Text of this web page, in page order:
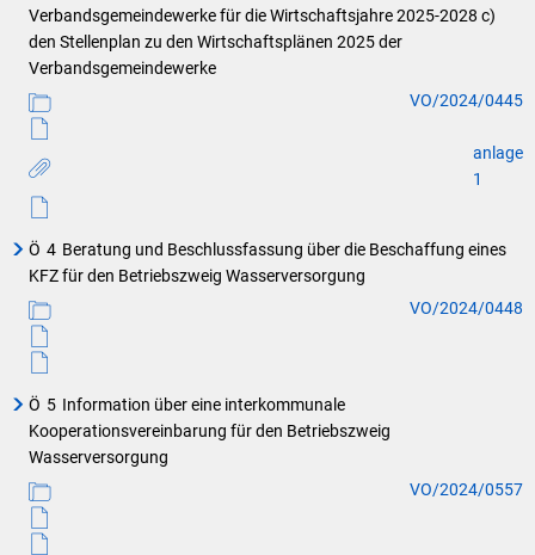
Verbandsgemeindewerke für die Wirtschaftsjahre 2025-2028 c)
den Stellenplan zu den Wirtschaftsplänen 2025 der
Verbandsgemeindewerke
VO/2024/0445
anlage
1
Ö 4 Beratung und Beschlussfassung über die Beschaffung eines
KFZ für den Betriebszweig Wasserversorgung
VO/2024/0448
Ö 5 Information über eine interkommunale
Kooperationsvereinbarung für den Betriebszweig
Wasserversorgung
VO/2024/0557